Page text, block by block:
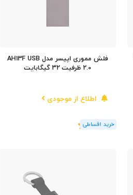
فلش مموری اپیسر مدل AH13F USB
2.0 ظرفیت 32 گیگابایت
اطلاع از موجودی
(1رای)
5